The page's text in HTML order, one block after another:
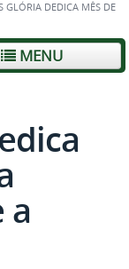
GLÓRIA DEDICA MÊS DE
MENU
a